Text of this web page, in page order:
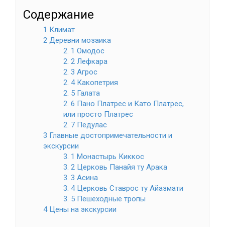
Содержание
1 Климат
2 Деревни мозаика
2. 1 Омодос
2. 2 Лефкара
2. 3 Агрос
2. 4 Какопетрия
2. 5 Галата
2. 6 Пано Платрес и Като Платрес,
или просто Платрес
2. 7 Педулас
3 Главные достопримечательности и
экскурсии
3. 1 Монастырь Киккос
3. 2 Церковь Панайя ту Арака
3. 3 Асина
3. 4 Церковь Ставрос ту Айазмати
3. 5 Пешеходные тропы
4 Цены на экскурсии